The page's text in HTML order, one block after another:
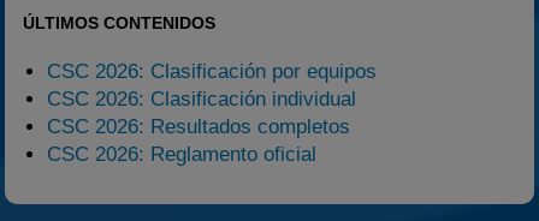
ÚLTIMOS CONTENIDOS
CSC 2026: Clasificación por equipos
CSC 2026: Clasificación individual
CSC 2026: Resultados completos
CSC 2026: Reglamento oficial